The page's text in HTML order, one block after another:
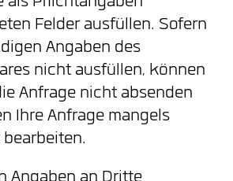
Felder ausfüllen. Sofern
Angaben des
nicht ausfüllen, können
Anfrage nicht absenden
Ihre Anfrage mangels